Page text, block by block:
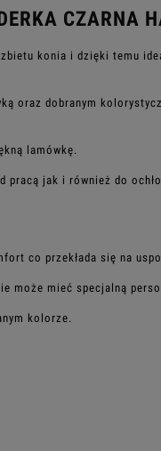
kosztówCZARNA
konia i dzięki temu
oraz dobranym
lamówkę.
pracą jak i również do
co przekłada się na
może mieć specjalną
kolorze.